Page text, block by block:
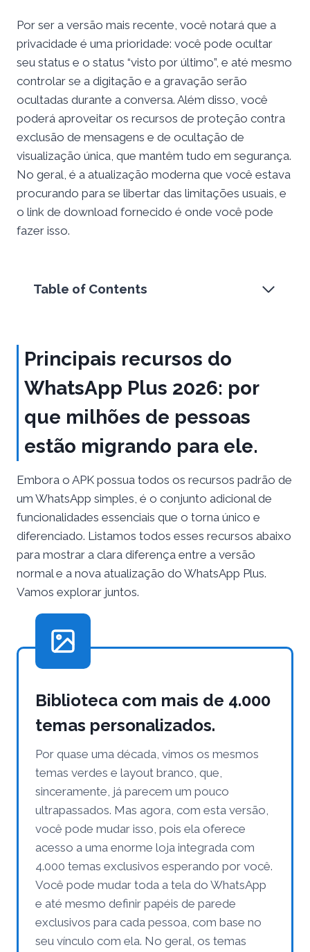
Por ser a versão mais recente, você notará que a
privacidade é uma prioridade: você pode ocultar
seu status e o status “visto por último”, e até mesmo
controlar se a digitação e a gravação serão
ocultadas durante a conversa. Além disso, você
poderá aproveitar os recursos de proteção contra
exclusão de mensagens e de ocultação de
visualização única, que mantêm tudo em segurança.
No geral, é a atualização moderna que você estava
procurando para se libertar das limitações usuais, e
o link de download fornecido é onde você pode
fazer isso.
Table of Contents
Principais recursos do
WhatsApp Plus 2026: por
que milhões de pessoas
estão migrando para ele.
Embora o APK possua todos os recursos padrão de
um WhatsApp simples, é o conjunto adicional de
funcionalidades essenciais que o torna único e
diferenciado. Listamos todos esses recursos abaixo
para mostrar a clara diferença entre a versão
normal e a nova atualização do WhatsApp Plus.
Vamos explorar juntos.
Biblioteca com mais de 4.000
temas personalizados.
Por quase uma década, vimos os mesmos
temas verdes e layout branco, que,
sinceramente, já parecem um pouco
ultrapassados. Mas agora, com esta versão,
você pode mudar isso, pois ela oferece
acesso a uma enorme loja integrada com
4.000 temas exclusivos esperando por você.
Você pode mudar toda a tela do WhatsApp
e até mesmo definir papéis de parede
exclusivos para cada pessoa, com base no
seu vínculo com ela. No geral, os temas